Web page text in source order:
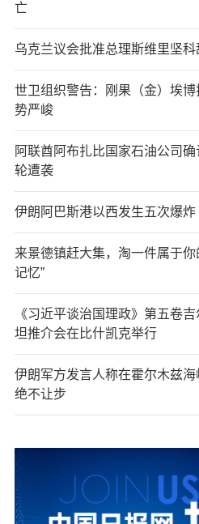
亡
乌克兰议会批准总理斯维里坚科
世卫组织警告：刚果（金）埃博
势严峻
阿联酋阿布扎比国家石油公司确
轮遭袭
伊朗阿巴斯港以西发生五次爆炸
来景德镇赶大集，淘一件属于你
记忆”
《习近平谈治国理政》第五卷
坦推介会在比什凯克举行
伊朗军方发言人称在霍尔木兹海
绝不让步